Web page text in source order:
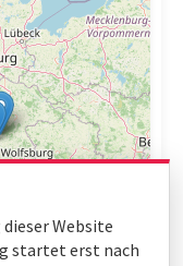
Website
startet erst nach